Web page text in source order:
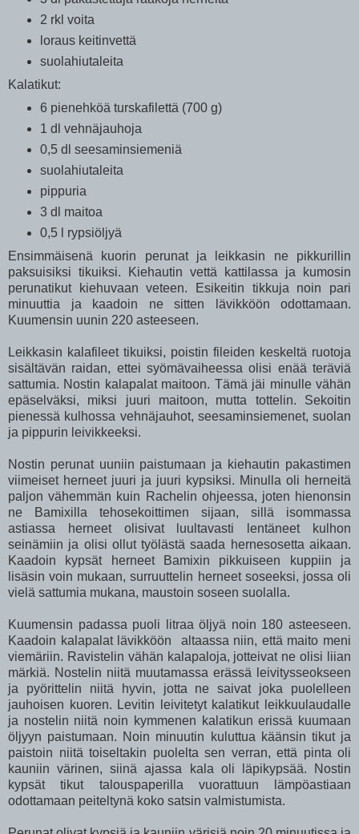
2 rkl voita
loraus keitinvettä
suolahiutaleita
Kalatikut:
6 pienehköä turskafilettä (700 g)
1 dl vehnäjauhoja
0,5 dl seesaminsiemeniä
suolahiutaleita
pippuria
3 dl maitoa
0,5 l rypsiöljyä
Ensimmäisenä kuorin perunat ja leikkasin ne pikkurillin
paksuisiksi tikuiksi. Kiehautin vettä kattilassa ja kumosin
perunatikut kiehuvaan veteen. Esikeitin tikkuja noin pari
minuuttia ja kaadoin ne sitten lävikköön odottamaan.
Kuumensin uunin 220 asteeseen.
Leikkasin kalafileet tikuiksi, poistin fileiden keskeltä ruotoja
sisältävän raidan, ettei syömävaiheessa olisi enää teräviä
sattumia. Nostin kalapalat maitoon. Tämä jäi minulle vähän
epäselväksi, miksi juuri maitoon, mutta tottelin. Sekoitin
pienessä kulhossa vehnäjauhot, seesaminsiemenet, suolan
ja pippurin leivikkeeksi.
Nostin perunat uuniin paistumaan ja kiehautin pakastimen
viimeiset herneet juuri ja juuri kypsiksi. Minulla oli herneitä
paljon vähemmän kuin Rachelin ohjeessa, joten hienonsin
ne Bamixilla tehosekoittimen sijaan, sillä isommassa
astiassa herneet olisivat luultavasti lentäneet kulhon
seinämiin ja olisi ollut työlästä saada hernesosetta aikaan.
Kaadoin kypsät herneet Bamixin pikkuiseen kuppiin ja
lisäsin voin mukaan, surruuttelin herneet soseeksi, jossa oli
vielä sattumia mukana, maustoin soseen suolalla.
Kuumensin padassa puoli litraa öljyä noin 180 asteeseen.
Kaadoin kalapalat lävikköön altaassa niin, että maito meni
viemäriin. Ravistelin vähän kalapaloja, jotteivat ne olisi liian
märkiä. Nostelin niitä muutamassa erässä leivitysseokseen
ja pyörittelin niitä hyvin, jotta ne saivat joka puolelleen
jauhoisen kuoren. Levitin leivitetyt kalatikut leikkuulaudalle
ja nostelin niitä noin kymmenen kalatikun erissä kuumaan
öljyyn paistumaan. Noin minuutin kuluttua käänsin tikut ja
paistoin niitä toiseltakin puolelta sen verran, että pinta oli
kauniin värinen, siinä ajassa kala oli läpikypsää. Nostin
kypsät tikut talouspaperilla vuorattuun lämpöastiaan
odottamaan peiteltynä koko satsin valmistumista.